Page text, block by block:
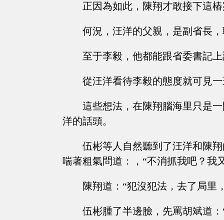
正因為如此，陳翔才敢接下這
何況，汪洋的父親，是副省長
至于李毅，他都能跟省委書記
從汪洋看待李毅的態度就可見
這些想法，在陳翔腦海里只是
洋的話頭。
伍彬等人自然聽到了汪洋和陳
喘著粗氣問道：，“不消抓我吧？我
陳翔道：“犯沒犯法，去了局里
伍彬腫了半邊臉，先罵胡斌道